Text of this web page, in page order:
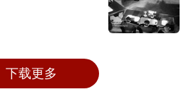
下载更多